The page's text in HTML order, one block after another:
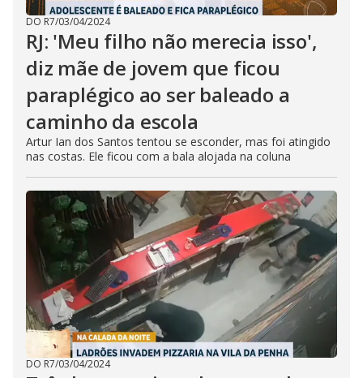
DO R7/03/04/2024
RJ: 'Meu filho não merecia isso',
diz mãe de jovem que ficou
paraplégico ao ser baleado a
caminho da escola
Artur Ian dos Santos tentou se esconder, mas foi atingido
nas costas. Ele ficou com a bala alojada na coluna
DO R7/03/04/2024